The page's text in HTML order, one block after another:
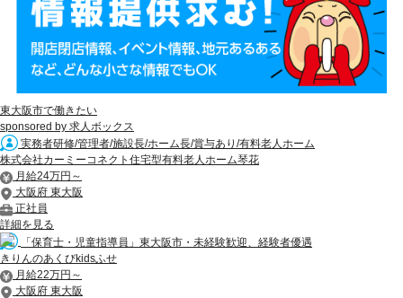
東大阪市で働きたい
sponsored by 求人ボックス
実務者研修/管理者/施設長/ホーム長/賞与あり/有料老人ホーム
株式会社カーミーコネクト住宅型有料老人ホーム琴花
月給24万円～
大阪府 東大阪
正社員
詳細を見る
「保育士・児童指導員」東大阪市・未経験歓迎、経験者優遇
きりんのあくびkidsふせ
月給22万円～
大阪府 東大阪